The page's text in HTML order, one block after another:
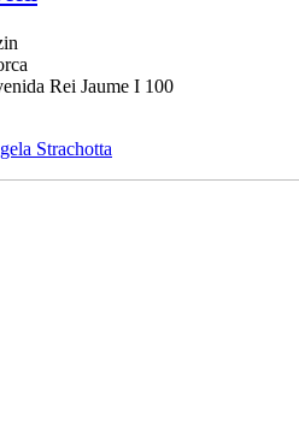
Rei Jaume I 100
Strachotta